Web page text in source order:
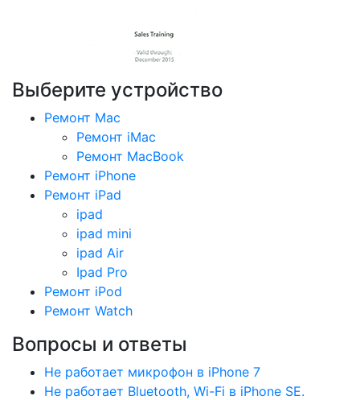
Выберите устройство
Ремонт Mac
Ремонт iMac
Ремонт MacBook
Ремонт iPhone
Ремонт iPad
ipad
ipad mini
ipad Air
Ipad Pro
Ремонт iPod
Ремонт Watch
Вопросы и ответы
Не работает микрофон в iPhone 7
Не работает Bluetooth, Wi-Fi в iPhone SE.